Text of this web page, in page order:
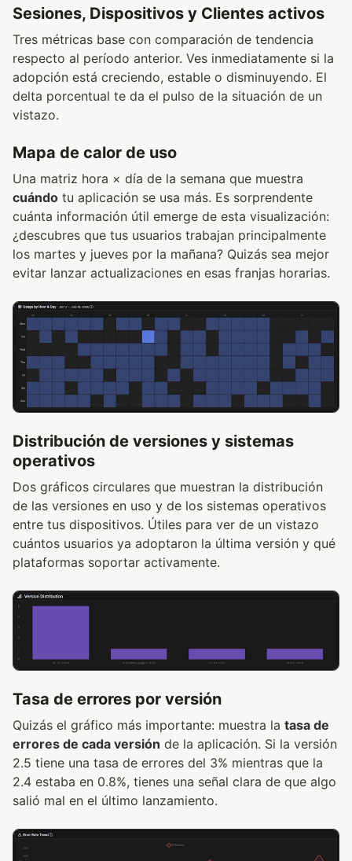
Sesiones, Dispositivos y Clientes activos
Tres métricas base con comparación de tendencia
respecto al período anterior. Ves inmediatamente si la
adopción está creciendo, estable o disminuyendo. El
delta porcentual te da el pulso de la situación de un
vistazo.
Mapa de calor de uso
Una matriz hora × día de la semana que muestra
cuándo tu aplicación se usa más. Es sorprendente
cuánta información útil emerge de esta visualización:
¿descubres que tus usuarios trabajan principalmente
los martes y jueves por la mañana? Quizás sea mejor
evitar lanzar actualizaciones en esas franjas horarias.
Distribución de versiones y sistemas
operativos
Dos gráficos circulares que muestran la distribución
de las versiones en uso y de los sistemas operativos
entre tus dispositivos. Útiles para ver de un vistazo
cuántos usuarios ya adoptaron la última versión y qué
plataformas soportar activamente.
Tasa de errores por versión
Quizás el gráfico más importante: muestra la tasa de
errores de cada versión de la aplicación. Si la versión
2.5 tiene una tasa de errores del 3% mientras que la
2.4 estaba en 0.8%, tienes una señal clara de que algo
salió mal en el último lanzamiento.